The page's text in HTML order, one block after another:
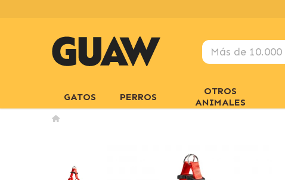
GATOS PERROS
OTROS
ANIMALES